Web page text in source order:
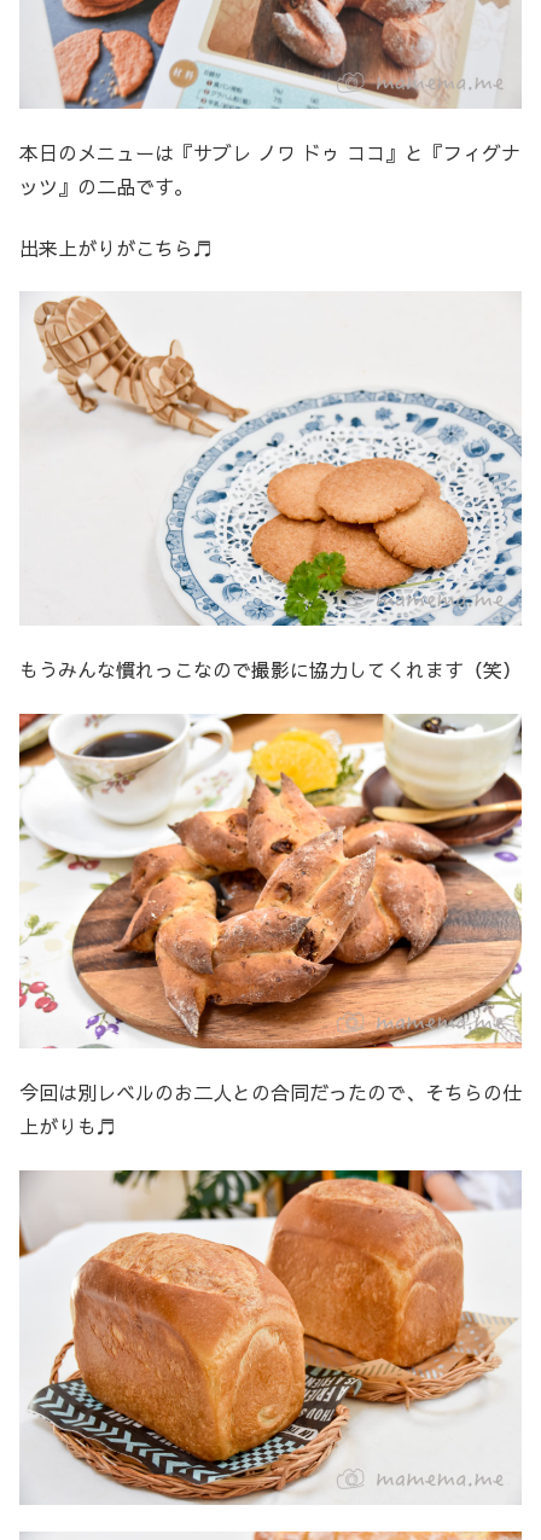
本日のメニューは『サブレ ノワ ドゥ ココ』と『フィグナ
ッツ』の二品です。
出来上がりがこちら♬
もうみんな慣れっこなので撮影に協力してくれます（笑）
今回は別レベルのお二人との合同だったので、そちらの仕
上がりも♬